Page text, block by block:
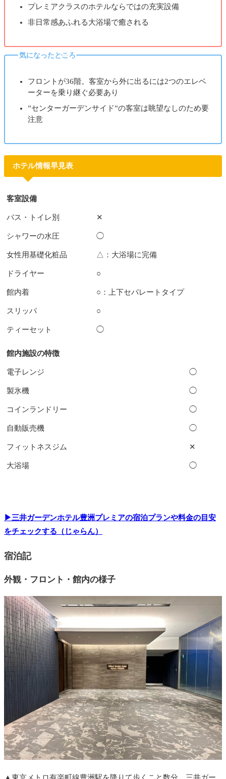
プレミアクラスのホテルならではの充実設備
非日常感あふれる大浴場で癒される
気になったところ
フロントが36階。客室から外に出るには2つのエレベ
ーターを乗り継ぐ必要あり
”センターガーデンサイド”の客室は眺望なしのため要
注意
ホテル情報早見表
客室設備
バス・トイレ別 ✕
シャワーの水圧 ◯
女性用基礎化粧品 △：大浴場に完備
ドライヤー ○
館内着 ○：上下セパレートタイプ
スリッパ ○
ティーセット ◯
館内施設の特徴
電子レンジ ◯
製氷機 ◯
コインランドリー ◯
自動販売機 ◯
フィットネスジム ✕
大浴場 ◯
▶三井ガーデンホテル豊洲プレミアの宿泊プランや料金の目安
をチェックする（じゃらん）
宿泊記
外観・フロント・館内の様子
▲東京メトロ有楽町線豊洲駅を降りて歩くこと数分。三井ガー